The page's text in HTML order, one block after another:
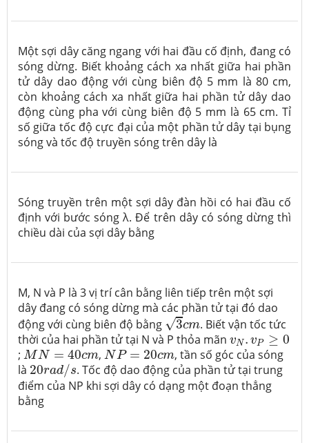
Một sợi dây căng ngang với hai đầu cố định, đang có
sóng dừng. Biết khoảng cách xa nhất giữa hai phần
tử dây dao động với cùng biên độ 5 mm là 80 cm,
còn khoảng cách xa nhất giữa hai phần tử dây dao
động cùng pha với cùng biên độ 5 mm là 65 cm. Tỉ
số giữa tốc độ cực đại của một phần tử dây tại bụng
sóng và tốc độ truyền sóng trên dây là
Sóng truyền trên một sợi dây đàn hồi có hai đầu cố
định với bước sóng λ. Để trên dây có sóng dừng thì
chiều dài của sợi dây bằng
M, N và P là 3 vị trí cân bằng liên tiếp trên một sợi
dây đang có sóng dừng mà các phần tử tại đó dao
động với cùng biên độ bằng √3cm
3cm
. Biết vận tốc tức
thời của hai phần tử tại N và P thỏa mãn vN . vP ≥ 0
vN vP≥0
; MN = 40cm
MN=40cm , NP = 20cm
NP=20cm
, tần số góc của sóng
là 20rad/s
20rad/s. Tốc độ dao động của phần tử tại trung
điểm của NP khi sợi dây có dạng một đoạn thẳng
bằng